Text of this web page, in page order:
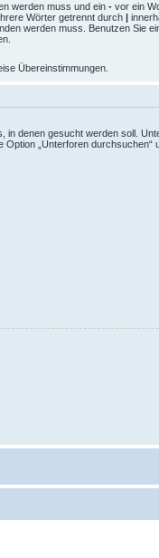
werden muss und ein - vor ein
Wörter getrennt durch |
werden muss. Benutzen Sie
Übereinstimmungen.
in denen gesucht werden soll.
„Unterforen durchsuchen“